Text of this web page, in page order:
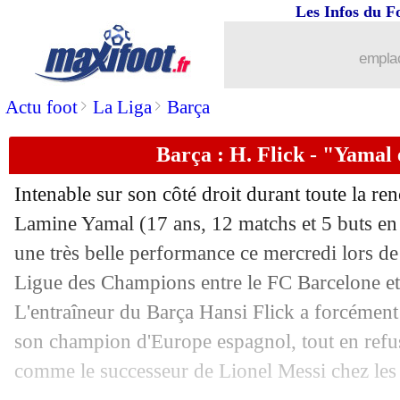
Actu foot> La Liga> Barça
Les Infos du
Barça : H. Flick - "Yamal
Intenable sur son côté droit durant toute la
Lamine Yamal (17 ans, 12 matchs et 5 buts
une très belle performance ce mercredi lors
Ligue des Champions entre le FC Barcelone
L'entraîneur du Barça Hansi Flick a
son champion d'Europe espagnol, tout en
comme le successeur de Lionel Messi chez
Barça: Raphinha se rapproche d'un
01/05 ASSE
01/05 PSG: Arsenal, les places à 535€
01/05 Qatar : Lopetegui nouveau
01/05 OM: Longoria a tenté Mastantuono,
01/05 Barça: un Yamal à 10% selon son
01/05 PSG: des joueurs ont refusé leur jour
01/05 VIDEO: Dier à Monaco, Davies n'en